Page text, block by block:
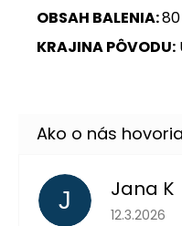
OBSAH BALENIA:
KRAJINA PÔVODU:
J Jana K
12.3.2026